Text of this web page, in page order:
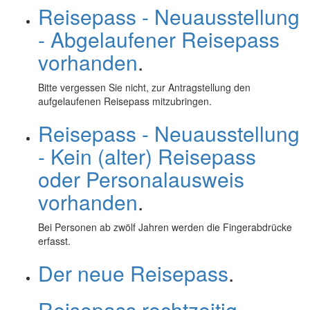
Reisepass - Neuausstellung
- Abgelaufener Reisepass
vorhanden.
Bitte vergessen Sie nicht, zur Antragstellung den
aufgelaufenen Reisepass mitzubringen.
Reisepass - Neuausstellung
- Kein (alter) Reisepass
oder Personalausweis
vorhanden.
Bei Personen ab zwölf Jahren werden die Fingerabdrücke
erfasst.
Der neue Reisepass.